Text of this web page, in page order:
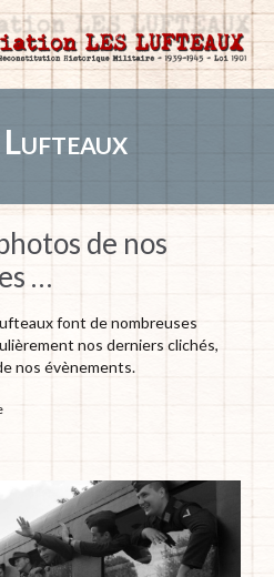
Lufteaux
de nos
…
font de nombreuses
nos derniers clichés,
nos évènements.